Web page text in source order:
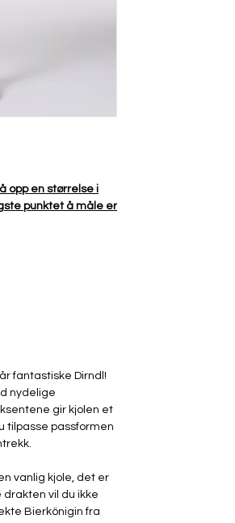
opp en størrelse i
punktet å måle er
fantastiske Dirndl!
nydelige
gir kjolen et
tilpasse passformen
vanlig kjole, det er
vil du ikke
Bierkönigin fra